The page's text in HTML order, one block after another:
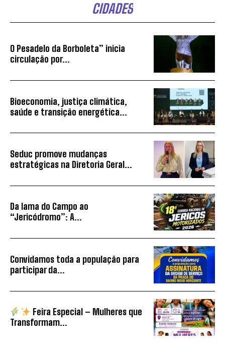
CIDADES
O Pesadelo da Borboleta” inicia
circulação por...
Bioeconomia, justiça climática,
saúde e transição energética...
Seduc promove mudanças
estratégicas na Diretoria Geral...
Da lama do Campo ao
“Jericódromo”: A...
Convidamos toda a população para
participar da...
Feira Especial – Mulheres que
Transformam...